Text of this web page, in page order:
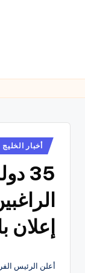
نُشر
في
أخبار الخليج
35
إعلان
أعلن الرئيس